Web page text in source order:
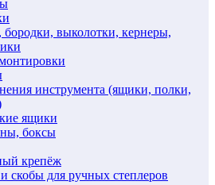
бородки, выколотки, кернеры,
инструмента (ящики, полки,
ящики
боксы
крепёж
скобы для ручных степлеров